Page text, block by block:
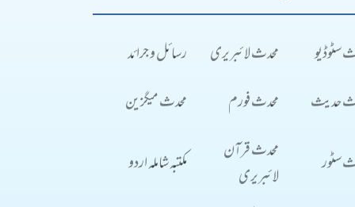
سٹوڈیو محدث لائبریری
رسائل و جرائد
حدیث
محدث فورم محدث میگزین
سٹور
محدث قرآن
لائبریری
مکتبہ شاملہ اردو